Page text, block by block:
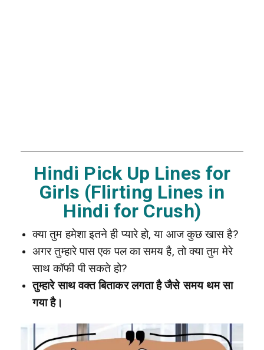
Hindi Pick Up Lines for
Girls (Flirting Lines in
Hindi for Crush)
क्या तुम हमेशा इतने ही प्यारे हो, या आज कुछ खास है?
अगर तुम्हारे पास एक पल का समय है, तो क्या तुम मेरे
साथ कॉफी पी सकते हो?
तुम्हारे साथ वक्त बिताकर लगता है जैसे समय थम सा
गया है।